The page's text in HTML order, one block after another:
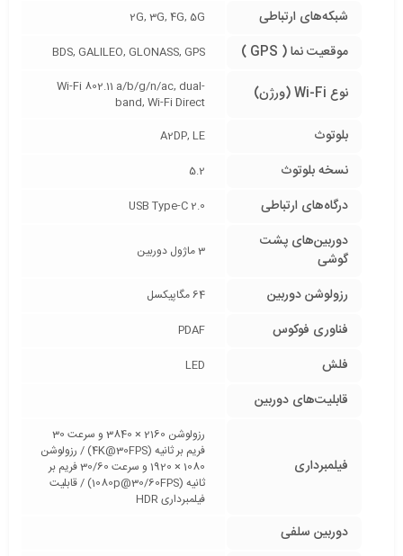
شبکه‌های ارتباطی 2G, 3G, 4G, 5G
موقعیت نما ( GPS ) BDS, GALILEO, GLONASS, GPS
نوع Wi-Fi (ورژن)
Wi-Fi 802.11 a/b/g/n/ac, dual-
band, Wi-Fi Direct
بلوتوث A2DP, LE
نسخه بلوتوث 5.2
درگاه‌های ارتباطی USB Type-C 2.0
دوربین‌های پشت
گوشی
3 ماژول دوربین
رزولوشن دوربین 64 مگاپیکسل
فناوری فوکوس PDAF
فلش LED
قابلیت‌های دوربین
فیلمبرداری
رزولوشن 2160 × 3840 و سرعت 30
فریم بر ثانیه (4K@30FPS) / رزولوشن
1080 × 1920 و سرعت 30/60 فریم بر
ثانیه (1080p@30/60FPS) / قابلیت
فیلمبرداری HDR
دوربین سلفی